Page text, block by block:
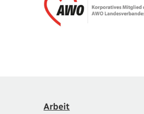
Arbeit